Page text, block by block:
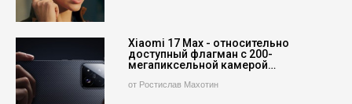
Xiaomi 17 Max - относительно
доступный флагман с 200-
мегапиксельной камерой…
от Ростислав Махотин